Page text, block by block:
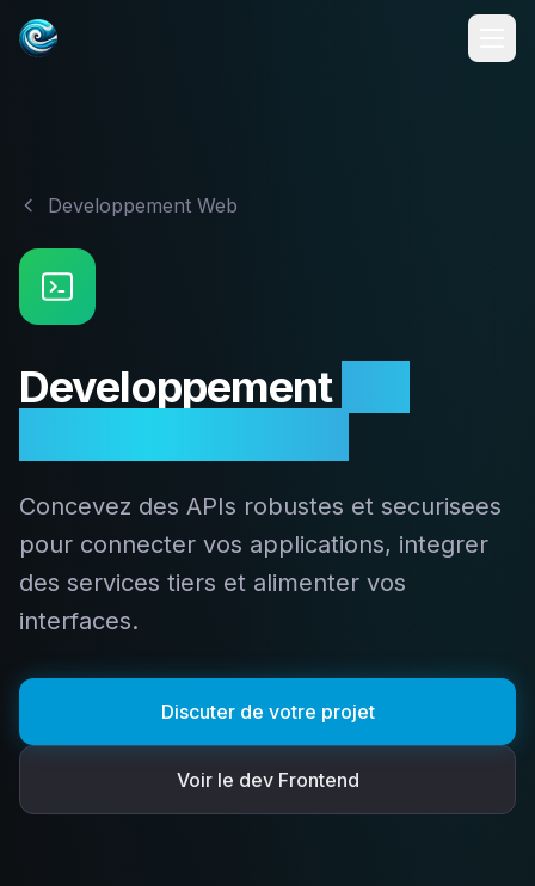
Developpement Web
Developpement
Concevez des APIs robustes et securisees
pour connecter vos applications, integrer
des services tiers et alimenter vos
interfaces.
Discuter de votre projet
Voir le dev Frontend